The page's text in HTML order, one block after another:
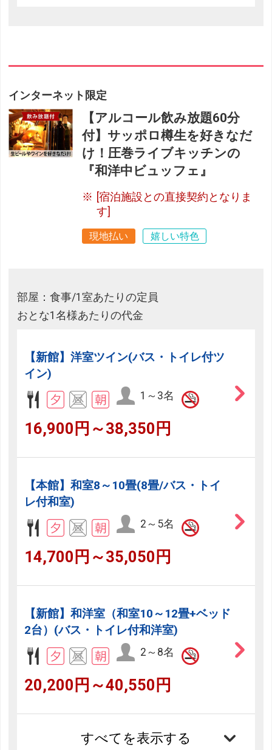
インターネット限定
【アルコール飲み放題60分
付】サッポロ樽生を好きなだ
け！圧巻ライブキッチンの
『和洋中ビュッフェ』
[宿泊施設との直接契約となりま
す]
現地払い 嬉しい特色
部屋：食事/1室あたりの定員
おとな1名様あたりの代金
【新館】洋室ツイン(バス・トイレ付ツ
イン)
1～3名
16,900円～38,350円
【本館】和室8～10畳(8畳/バス・トイ
レ付和室)
2～5名
14,700円～35,050円
【新館】和洋室（和室10～12畳+ベッド
2台）(バス・トイレ付和洋室)
2～8名
20,200円～40,550円
すべてを表示する